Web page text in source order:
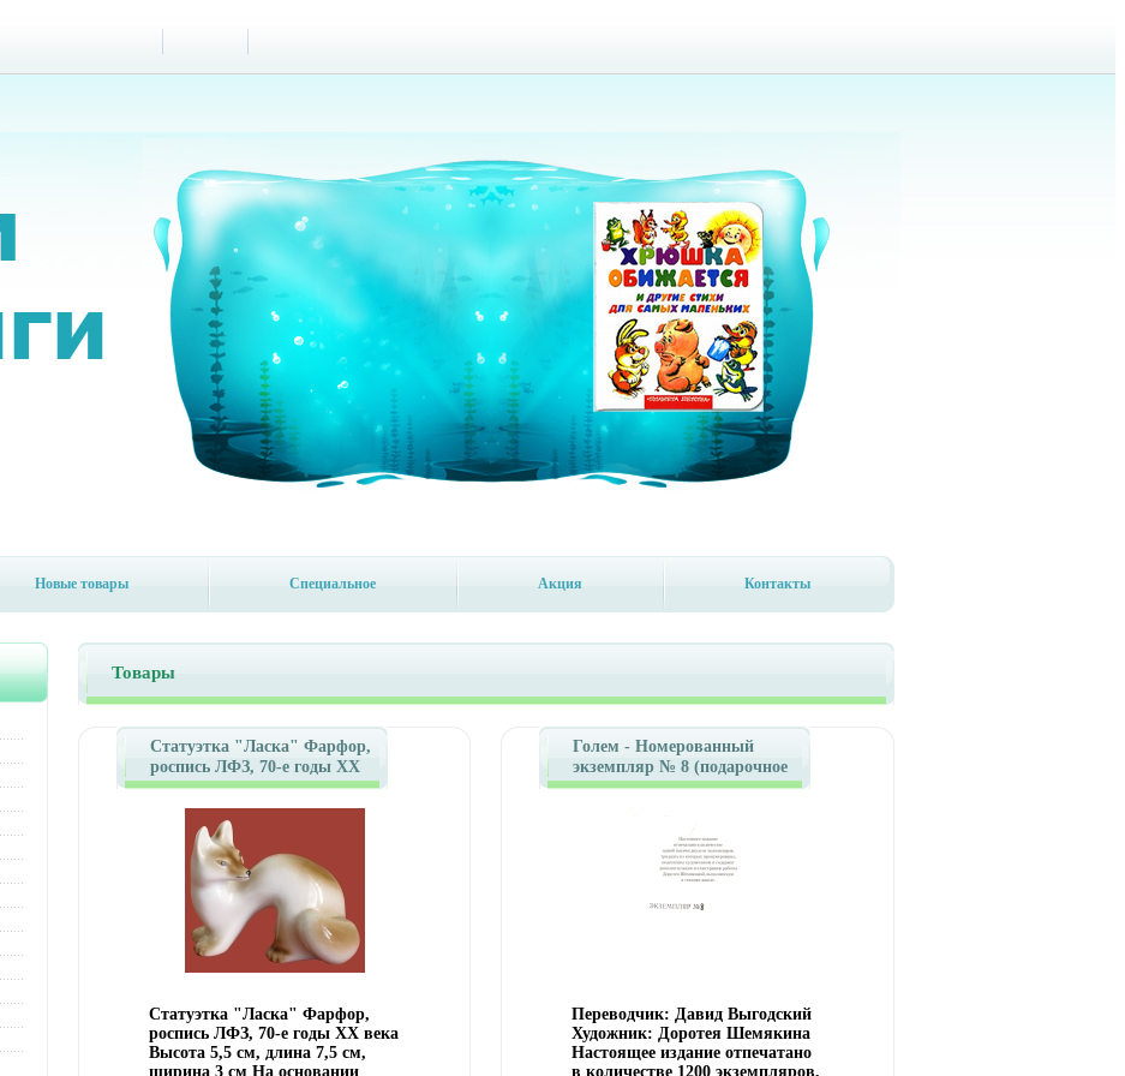
Новые товары Специальное Акция Контакты
Товары
Статуэтка "Ласка" Фарфор,
роспись ЛФЗ, 70-е годы XX
века красным "в/сорт"
Сохранность очень хорошая
инфо 11194i.
Статуэтка "Ласка" Фарфор,
роспись ЛФЗ, 70-е годы XX века
Высота 5,5 см, длина 7,5 см,
ширина 3 см На основании
Голем - Номерованный
экземпляр № 8 (подарочное
издание) Серия: Рукописи
Переводчик: Давид Выгодский
Художник: Доротея Шемякина
Настоящее издание отпечатано
в количестве 1200 экземпляров,